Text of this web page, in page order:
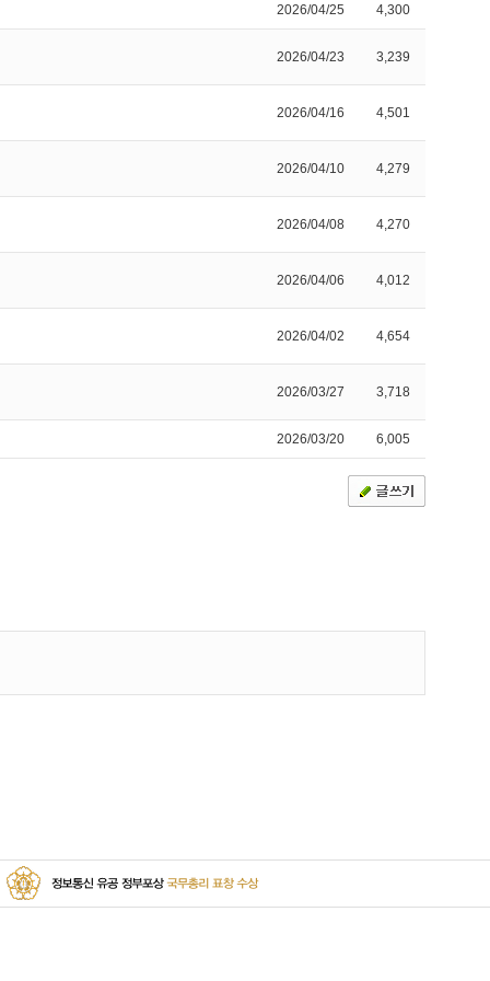
2026/04/25 4,300
2026/04/23 3,239
2026/04/16 4,501
2026/04/10 4,279
2026/04/08 4,270
2026/04/06 4,012
2026/04/02 4,654
2026/03/27 3,718
2026/03/20 6,005